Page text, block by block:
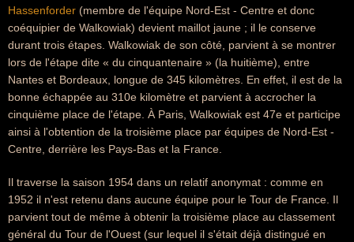
Hassenforder (membre de l'équipe Nord-Est - Centre et donc
coéquipier de Walkowiak) devient maillot jaune ; il le conserve
durant trois étapes. Walkowiak de son côté, parvient à se montrer
lors de l'étape dite « du cinquantenaire » (la huitième), entre
Nantes et Bordeaux, longue de 345 kilomètres. En effet, il est de la
bonne échappée au 310e kilomètre et parvient à accrocher la
cinquième place de l'étape. À Paris, Walkowiak est 47e et participe
ainsi à l'obtention de la troisième place par équipes de Nord-Est -
Centre, derrière les Pays-Bas et la France.
Il traverse la saison 1954 dans un relatif anonymat : comme en
1952 il n'est retenu dans aucune équipe pour le Tour de France. Il
parvient tout de même à obtenir la troisième place au classement
général du Tour de l'Ouest (sur lequel il s'était déjà distingué en